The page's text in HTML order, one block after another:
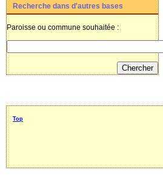
Recherche dans d'autres bases
Paroisse ou commune souhaitée :
Top